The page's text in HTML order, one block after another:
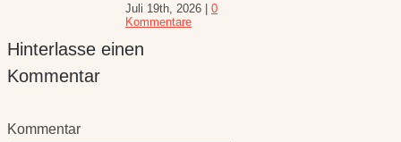
Juli 19th, 2026 | 0
Kommentare
Hinterlasse einen
Kommentar
Kommentar